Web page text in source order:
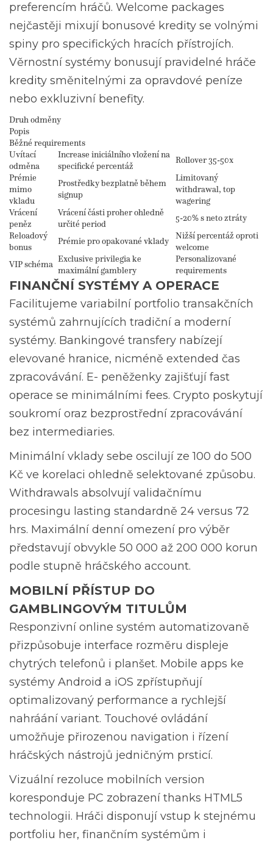
preferencím hráčů. Welcome packages
nejčastěji mixují bonusové kredity se volnými
spiny pro specifických hracích přístrojích.
Věrnostní systémy bonusují pravidelné hráče
kredity směnitelnými za opravdové peníze
nebo exkluzivní benefity.
Druh odměny
Popis
Běžné requirements
Uvítací
odměna
Increase iniciálního vložení na
specifické percentáž
Rollover 35-50x
Prémie
mimo
vkladu
Prostředky bezplatně během
signup
Limitovaný
withdrawal, top
wagering
Vrácení
peněz
Vrácení části proher ohledně
určité period
5-20% s neto ztráty
Reloadový
bonus
Prémie pro opakované vklady
Nižší percentáž oproti
welcome
VIP schéma Exclusive privilegia ke
maximální gamblery
Personalizované
requirements
FINANČNÍ SYSTÉMY A OPERACE
Facilitujeme variabilní portfolio transakčních
systémů zahrnujících tradiční a moderní
systémy. Bankingové transfery nabízejí
elevované hranice, nicméně extended čas
zpracovávání. E- peněženky zajišťují fast
operace se minimálními fees. Crypto poskytují
soukromí oraz bezprostřední zpracovávání
bez intermediaries.
Minimální vklady sebe oscilují ze 100 do 500
Kč ve korelaci ohledně selektované způsobu.
Withdrawals absolvují validačnímu
procesingu lasting standardně 24 versus 72
hrs. Maximální denní omezení pro výběr
představují obvykle 50 000 až 200 000 korun
podle stupně hráčského account.
MOBILNÍ PŘÍSTUP DO
GAMBLINGOVÝM TITULŮM
Responzivní online systém automatizovaně
přizpůsobuje interface rozměru displeje
chytrých telefonů i planšet. Mobile apps ke
systémy Android a iOS zpřístupňují
optimalizovaný performance a rychlejší
nahráání variant. Touchové ovládání
umožňuje přirozenou navigation i řízení
hráčských nástrojů jedničným prsticí.
Vizuální rezoluce mobilních version
koresponduje PC zobrazení thanks HTML5
technologii. Hráči disponují vstup k stejnému
portfoliu her, finančním systémům i